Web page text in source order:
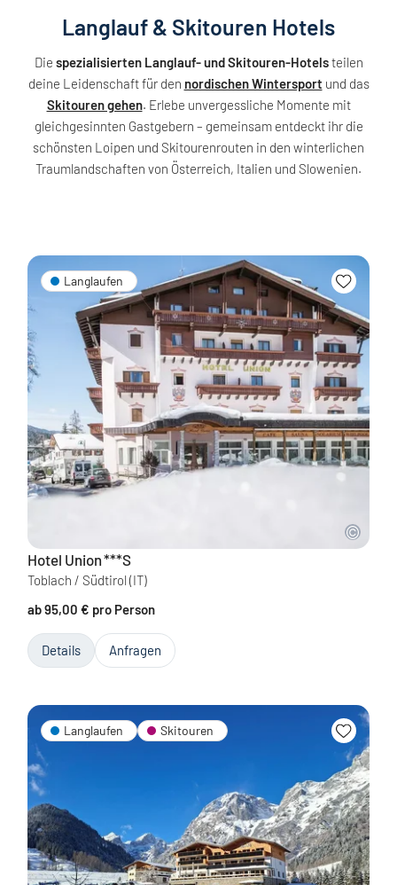
Langlauf & Skitouren Hotels
Die spezialisierten Langlauf- und Skitouren-Hotelsteilen
deine Leidenschaft für den nordischen Wintersport und das
Skitouren gehen. Erlebe unvergessliche Momente mit
gleichgesinnten Gastgebern – gemeinsam entdeckt ihr die
schönsten Loipen und Skitourenrouten in den winterlichen
Traumlandschaften von Österreich, Italien und Slowenien.
Langlaufen
Hotel Union***S
Toblach / Südtirol (IT)
ab 95,00 € pro Person
Details Anfragen
Langlaufen Skitouren